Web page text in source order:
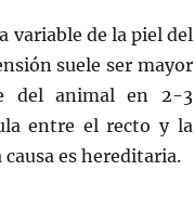
variable de la piel del
suele ser mayor
del animal en 2-3
entre el recto y la
es hereditaria.